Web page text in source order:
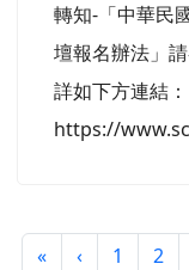
轉知-「中華民
壇報名辦法」
詳如下方連結：
https://
«第一頁
‹上一頁
1 2